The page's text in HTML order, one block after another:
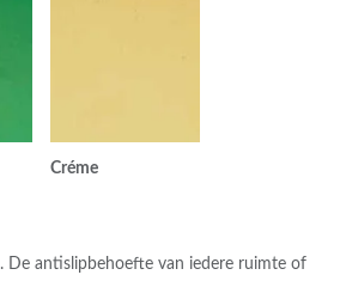
Créme
. De antislipbehoefte van iedere ruimte of